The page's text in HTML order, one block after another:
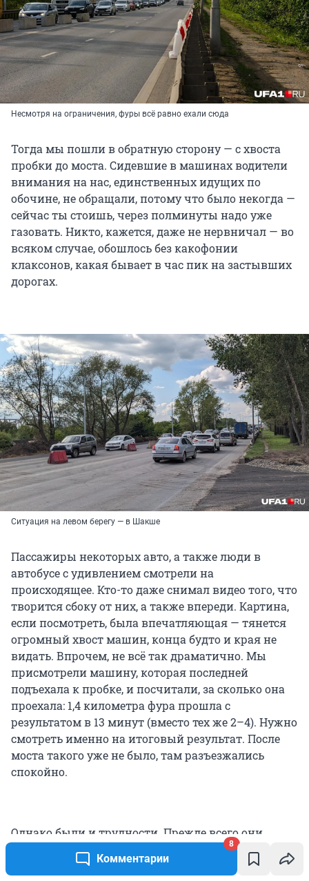
Комментарии
8
Несмотря на ограничения, фуры всё равно ехали сюда
Тогда мы пошли в обратную сторону — с хвоста
пробки до моста. Сидевшие в машинах водители
внимания на нас, единственных идущих по
обочине, не обращали, потому что было некогда —
сейчас ты стоишь, через полминуты надо уже
газовать. Никто, кажется, даже не нервничал — во
всяком случае, обошлось без какофонии
клаксонов, какая бывает в час пик на застывших
дорогах.
Ситуация на левом берегу — в Шакше
Пассажиры некоторых авто, а также люди в
автобусе с удивлением смотрели на
происходящее. Кто-то даже снимал видео того, что
творится сбоку от них, а также впереди. Картина,
если посмотреть, была впечатляющая — тянется
огромный хвост машин, конца будто и края не
видать. Впрочем, не всё так драматично. Мы
присмотрели машину, которая последней
подъехала к пробке, и посчитали, за сколько она
проехала: 1,4 километра фура прошла с
результатом в 13 минут (вместо тех же 2–4). Нужно
смотреть именно на итоговый результат. После
моста такого уже не было, там разъезжались
спокойно.
Однако были и трудности. Прежде всего они
касаются автобусов и спецтранспорта. Пока мы
шли вдоль пробки, мимо в сторону Шакши